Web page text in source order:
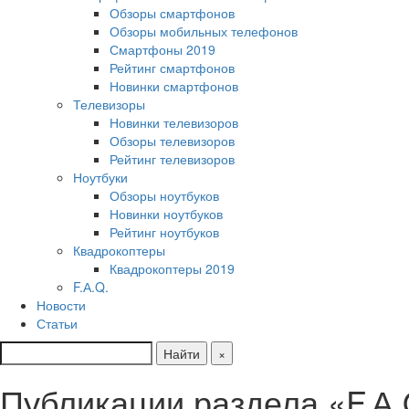
Обзоры смартфонов
Обзоры мобильных телефонов
Смартфоны 2019
Рейтинг смартфонов
Новинки смартфонов
Телевизоры
Новинки телевизоров
Обзоры телевизоров
Рейтинг телевизоров
Ноутбуки
Обзоры ноутбуков
Новинки ноутбуков
Рейтинг ноутбуков
Квадрокоптеры
Квадрокоптеры 2019
F.А.Q.
Новости
Статьи
Найти
×